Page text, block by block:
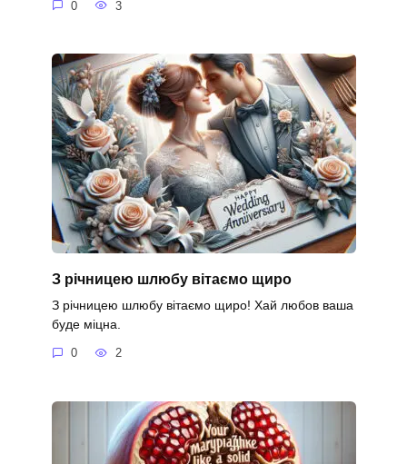
0 3
З річницею шлюбу вітаємо щиро
З річницею шлюбу вітаємо щиро! Хай любов ваша
буде міцна.
0 2